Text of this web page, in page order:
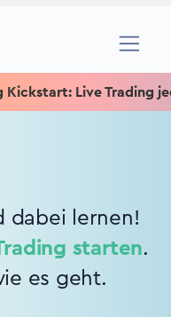
Live Trading
dabei lernen!
starten.
es geht.